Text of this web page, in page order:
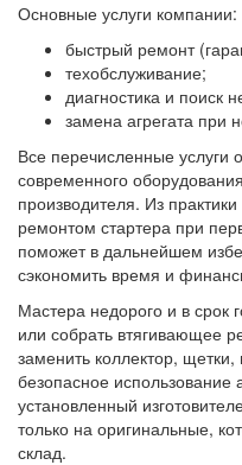
Основные услуги компании:
быстрый ремонт
техобслуживание;
диагностика и поиск
замена агрегата при
Все перечисленные услуги
современного
производителя. Из
ремонтом стартера при
поможет в дальнейшем
сэкономить время и
Мастера недорого и в срок
или собрать втягивающее
заменить коллектор, щетки,
безопасное использование
установленный
только на оригинальные,
склад.